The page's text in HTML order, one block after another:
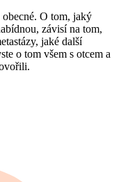
obecné. O tom, jaký
závisí na tom,
jaké další
o tom všem s otcem a